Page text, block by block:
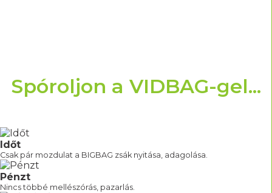
Spóroljon a VIDBAG-gel...
Időt
Csak pár mozdulat a BIGBAG zsák nyitása, adagolása.
Pénzt
Nincs többé mellészórás, pazarlás.